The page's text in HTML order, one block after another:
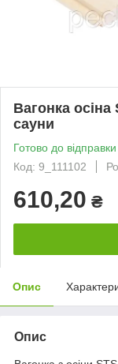
Вагонка осіна
сауни
Готово до відправки
Код: 9_111102
610,20 ₴
Опис
Опис